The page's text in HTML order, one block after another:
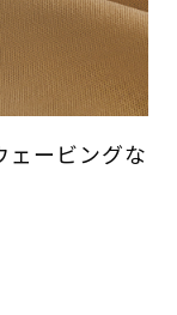
ェービングな